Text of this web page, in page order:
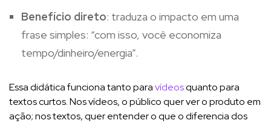
Benefício direto: traduza o impacto em uma
frase simples: “com isso, você economiza
tempo/dinheiro/energia”.
Essa didática funciona tanto paravídeosquanto para
textos curtos. Nos vídeos, o público quer ver o produto em
ação; nos textos, quer entender o que o diferencia dos